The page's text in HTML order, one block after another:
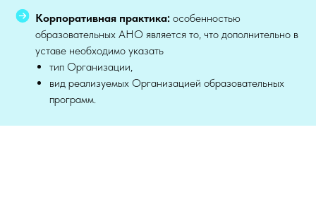
Корпоративная практика: особенностью
образовательных АНО является то, что дополнительно в
уставе необходимо указать
тип Организации,
вид реализуемых Организацией образовательных
программ.